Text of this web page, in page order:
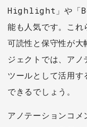
Highlight」や「
能も人気です。こ
可読性と保守性が大
ジェクトでは、ア
ツールとして活用
できるでしょう。
アノテーションコメ